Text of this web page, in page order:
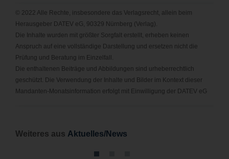
© 2022 Alle Rechte, insbesondere das Verlagsrecht, allein beim
Herausgeber DATEV eG, 90329 Nürnberg (Verlag).
Die Inhalte wurden mit größter Sorgfalt erstellt, erheben keinen
Anspruch auf eine vollständige Darstellung und ersetzen nicht die
Prüfung und Beratung im Einzelfall.
Die enthaltenen Beiträge und Abbildungen sind urheberrechtlich
geschützt. Die Verwendung der Inhalte und Bilder im Kontext dieser
Mandanten-Monatsinformation erfolgt mit Einwilligung der DATEV eG
Weiteres aus Aktuelles/News